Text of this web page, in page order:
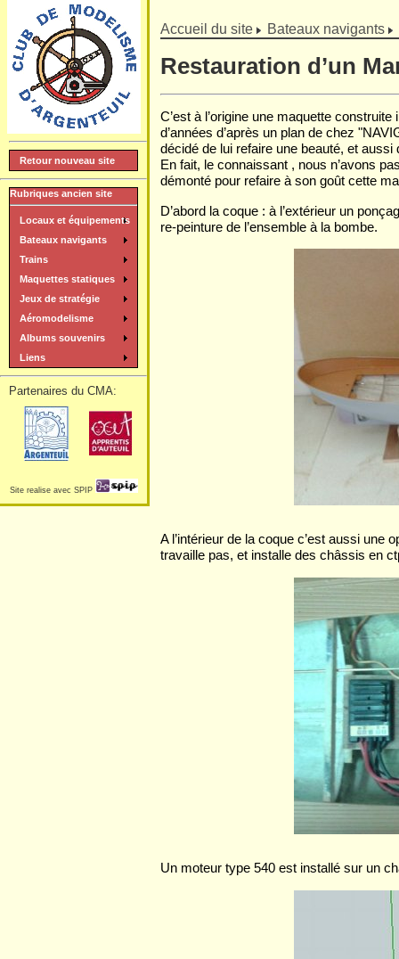
] Accueil du site Bateaux navigants
Restauration d’un
C’est à l’origine une maquette
d’années d’après un plan de chez
décidé de lui refaire une beauté, et
En fait, le connaissant , nous n’avons
démonté pour refaire à son goût cette
D’abord la coque : à l’extérieur un
re-peinture de l’ensemble à la bombe.
A l’intérieur de la coque c’est aussi une
travaille pas, et installe des châssis en
Un moteur type 540 est installé sur un
Retour nouveau site
Rubriques ancien site
Locaux et équipements
Bateaux navigants
Trains
Maquettes statiques
Jeux de stratégie
Aéromodelisme
Albums souvenirs
Liens
Partenaires du CMA:
Site realise avec SPIP